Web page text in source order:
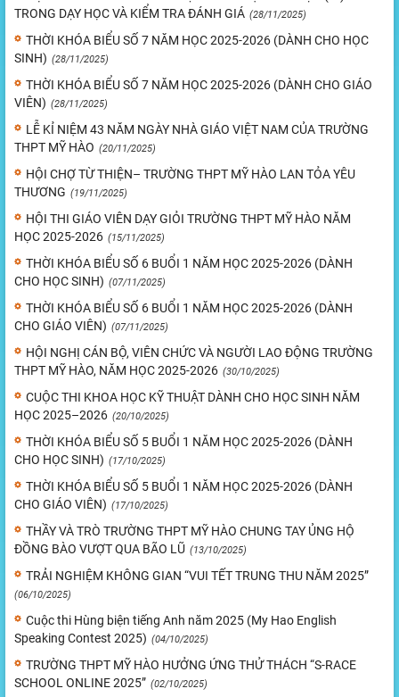
TRONG DẠY HỌC VÀ KIỂM TRA ĐÁNH GIÁ (28/11/2025)
THỜI KHÓA BIỂU SỐ 7 NĂM HỌC 2025-2026 (DÀNH CHO HỌC
SINH) (28/11/2025)
THỜI KHÓA BIỂU SỐ 7 NĂM HỌC 2025-2026 (DÀNH CHO GIÁO
VIÊN) (28/11/2025)
LỄ KỈ NIỆM 43 NĂM NGÀY NHÀ GIÁO VIỆT NAM CỦA TRƯỜNG
THPT MỸ HÀO (20/11/2025)
HỘI CHỢ TỪ THIỆN– TRƯỜNG THPT MỸ HÀO LAN TỎA YÊU
THƯƠNG (19/11/2025)
HỘI THI GIÁO VIÊN DẠY GIỎI TRƯỜNG THPT MỸ HÀO NĂM
HỌC 2025-2026 (15/11/2025)
THỜI KHÓA BIỂU SỐ 6 BUỔI 1 NĂM HỌC 2025-2026 (DÀNH
CHO HỌC SINH) (07/11/2025)
THỜI KHÓA BIỂU SỐ 6 BUỔI 1 NĂM HỌC 2025-2026 (DÀNH
CHO GIÁO VIÊN) (07/11/2025)
HỘI NGHỊ CÁN BỘ, VIÊN CHỨC VÀ NGƯỜI LAO ĐỘNG TRƯỜNG
THPT MỸ HÀO, NĂM HỌC 2025-2026 (30/10/2025)
CUỘC THI KHOA HỌC KỸ THUẬT DÀNH CHO HỌC SINH NĂM
HỌC 2025–2026 (20/10/2025)
THỜI KHÓA BIỂU SỐ 5 BUỔI 1 NĂM HỌC 2025-2026 (DÀNH
CHO HỌC SINH) (17/10/2025)
THỜI KHÓA BIỂU SỐ 5 BUỔI 1 NĂM HỌC 2025-2026 (DÀNH
CHO GIÁO VIÊN) (17/10/2025)
THẦY VÀ TRÒ TRƯỜNG THPT MỸ HÀO CHUNG TAY ỦNG HỘ
ĐỒNG BÀO VƯỢT QUA BÃO LŨ (13/10/2025)
TRẢI NGHIỆM KHÔNG GIAN “VUI TẾT TRUNG THU NĂM 2025”
(06/10/2025)
Cuộc thi Hùng biện tiếng Anh năm 2025 (My Hao English
Speaking Contest 2025) (04/10/2025)
TRƯỜNG THPT MỸ HÀO HƯỞNG ỨNG THỬ THÁCH “S-RACE
SCHOOL ONLINE 2025” (02/10/2025)